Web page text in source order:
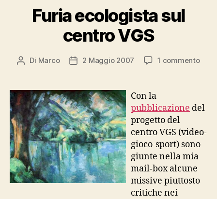
Furia ecologista sul
centro VGS
Autore
Di Marco
Data2 Maggio 2007 1 commentosu
VGS
Con la
pubblicazione del
progetto del
centro VGS (video-
gioco-sport) sono
giunte nella mia
mail-box alcune
missive piuttosto
critiche nei